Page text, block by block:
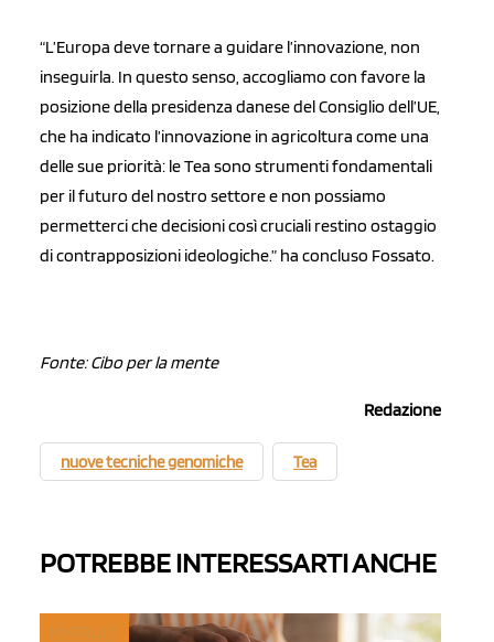
“L’Europa deve tornare a guidare l’innovazione, non
inseguirla. In questo senso, accogliamo con favore la
posizione della presidenza danese del Consiglio dell’UE,
che ha indicato l’innovazione in agricoltura come una
delle sue priorità: le Tea sono strumenti fondamentali
per il futuro del nostro settore e non possiamo
permetterci che decisioni così cruciali restino ostaggio
di contrapposizioni ideologiche.” ha concluso Fossato.
Fonte: Cibo per la mente
Redazione
nuove tecniche genomiche Tea
POTREBBE INTERESSARTI ANCHE